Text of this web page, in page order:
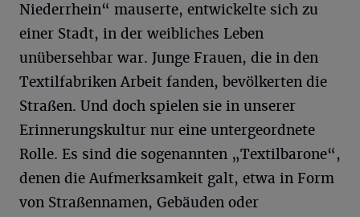
Niederrhein“ mauserte, entwickelte sich zu
einer Stadt, in der weibliches Leben
unübersehbar war. Junge Frauen, die in den
Textilfabriken Arbeit fanden, bevölkerten die
Straßen. Und doch spielen sie in unserer
Erinnerungskultur nur eine untergeordnete
Rolle. Es sind die sogenannten „Textilbarone“,
denen die Aufmerksamkeit galt, etwa in Form
von Straßennamen, Gebäuden oder